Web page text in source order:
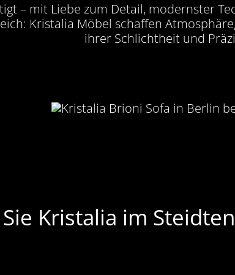
– mit Liebe zum Detail, modernster
Kristalia Möbel schaffen
ihrer Schlichtheit und
Kristalia im